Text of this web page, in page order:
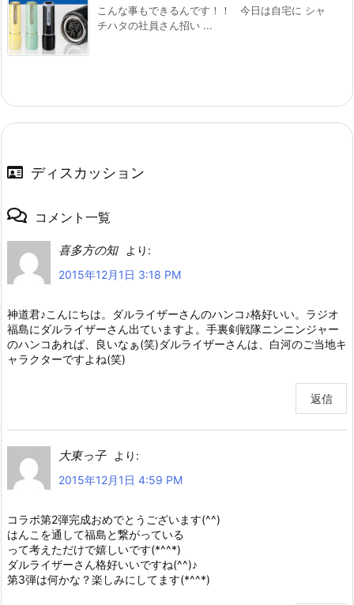
こんな事もできるんです！！ 今日は自宅に シャ
チハタの社員さん招い ...
ディスカッション
コメント一覧
喜多方の知
より:
2015年12月1日 3:18 PM
神道君♪こんにちは。ダルライザーさんのハンコ♪格好いい。ラジオ
福島にダルライザーさん出ていますよ。手裏剣戦隊ニンニンジャー
のハンコあれば、良いなぁ(笑)ダルライザーさんは、白河のご当地キ
ャラクターですよね(笑)
返信
大東っ子
より:
2015年12月1日 4:59 PM
コラボ第2弾完成おめでとうございます(^^)
はんこを通して福島と繋がっている
って考えただけで嬉しいです(*^^*)
ダルライザーさん格好いいですね(^^)♪
第3弾は何かな？楽しみにしてます(*^^*)